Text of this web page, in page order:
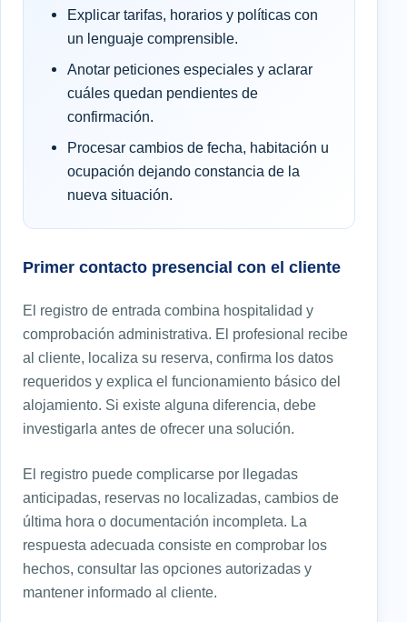
Explicar tarifas, horarios y políticas con
un lenguaje comprensible.
Anotar peticiones especiales y aclarar
cuáles quedan pendientes de
confirmación.
Procesar cambios de fecha, habitación u
ocupación dejando constancia de la
nueva situación.
Primer contacto presencial con el cliente
El registro de entrada combina hospitalidad y
comprobación administrativa. El profesional recibe
al cliente, localiza su reserva, confirma los datos
requeridos y explica el funcionamiento básico del
alojamiento. Si existe alguna diferencia, debe
investigarla antes de ofrecer una solución.
El registro puede complicarse por llegadas
anticipadas, reservas no localizadas, cambios de
última hora o documentación incompleta. La
respuesta adecuada consiste en comprobar los
hechos, consultar las opciones autorizadas y
mantener informado al cliente.